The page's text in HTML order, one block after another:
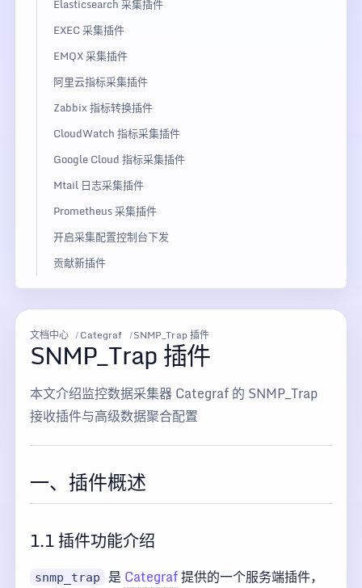
Elasticsearch 采集插件
EXEC 采集插件
EMQX 采集插件
阿里云指标采集插件
Zabbix 指标转换插件
CloudWatch 指标采集插件
Google Cloud 指标采集插件
Mtail 日志采集插件
Prometheus 采集插件
开启采集配置控制台下发
贡献新插件
文档中心 Categraf SNMP_Trap 插件
SNMP_Trap 插件
本文介绍监控数据采集器 Categraf 的 SNMP_Trap
接收插件与高级数据聚合配置
一、插件概述
1.1 插件功能介绍
snmp_trap 是Categraf提供的一个服务端插件，